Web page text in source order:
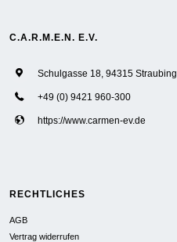
C.A.R.M.E.N. E.V.
Schulgasse 18, 94315 Straubing
+49 (0) 9421 960-300
https://www.carmen-ev.de
RECHTLICHES
AGB
Vertrag widerrufen